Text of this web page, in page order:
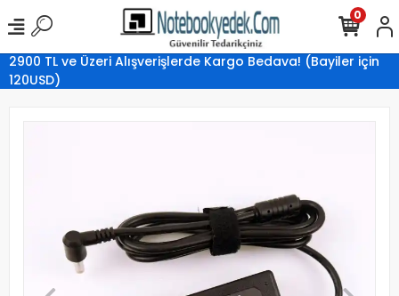
2900 TL ve Üzeri Alışverişlerde Kargo Bedava! (Bayiler için
120USD)
0